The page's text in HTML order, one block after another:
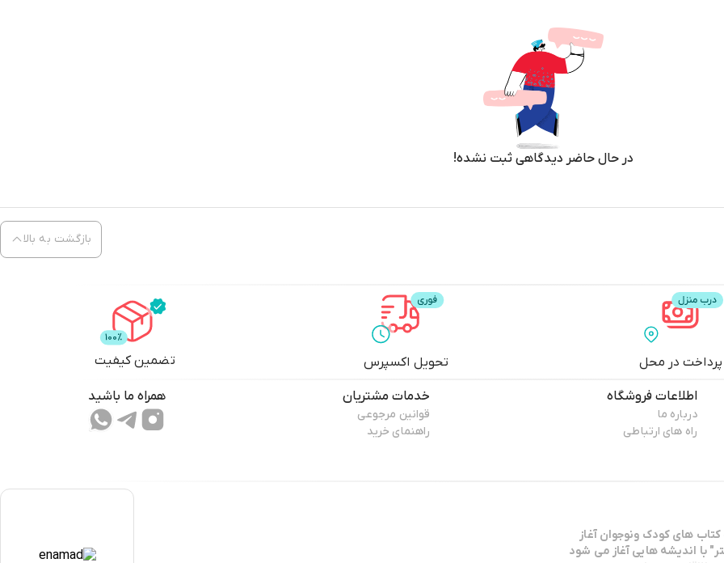
بازگشت به بالا
پرداخت در محل تحویل اکسپرس تضمین کیفیت
اطلاعات فروشگاه
درباره ما
راه های ارتباطی
خدمات مشتریان
قوانین مرجوعی
راهنمای خرید
همراه ما باشید
هاي كودك ونوجوان آغاز
با انديشه هايي آغاز مي شود